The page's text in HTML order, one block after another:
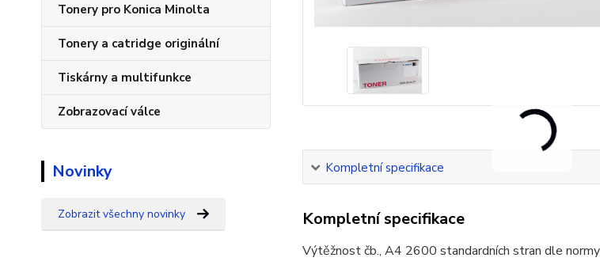
Tonery pro Konica Minolta
Tonery a catridge originální
Tiskárny a multifunkce
Zobrazovací válce
Novinky
Zobrazit všechny novinky
Kompletní specifikace
Kompletní specifikace
Výtěžnost čb., A4 2600 standardních stran dle